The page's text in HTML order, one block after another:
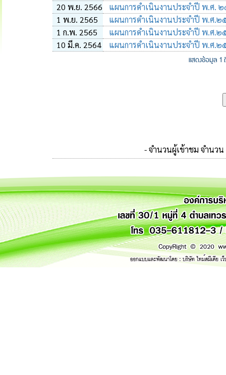
20 พ.ย. 2566
แผนการดำเนินงานประจำปี พ.ศ.
1 พ.ย. 2565
แผนการดำเนินงานประจำปี พ.ศ.
1 ก.พ. 2565
แผนการดำเนินงานประจำปี พ.ศ.
10 มี.ค. 2564
แผนการดำเนินงานประจำปี พ.ศ.
แสดงข้อมูล
- จำนวนผู้เข้าชม จำนวน